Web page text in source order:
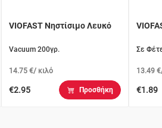
VIOFAST Νηστίσιμο Λευκό
Vacuum 200γρ.
14.75 €/ κιλό
€2.95 Προσθήκη
Σε
13.49
€1.89